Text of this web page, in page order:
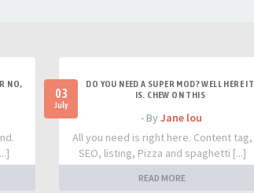
NO,
03
July
DO YOU NEED A SUPER MOD? WELL HERE IT
IS. CHEW ON THIS
- By Jane lou
All you need is right here. Content tag,
SEO, listing, Pizza and spaghetti [...]
READ MORE